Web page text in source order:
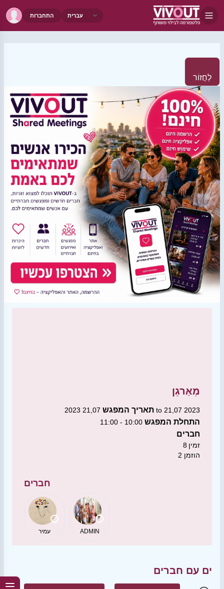
התחברות
לַחֲזוֹר
מְאַרגֵן
תאריך המפגש 21,07 2023 to 21,07 2023
התחלת המפגש 10:00 - 11:00
חברים
8 זמין
2 הוזמן
חברים
עמיר ADMIN
ים עם חברים